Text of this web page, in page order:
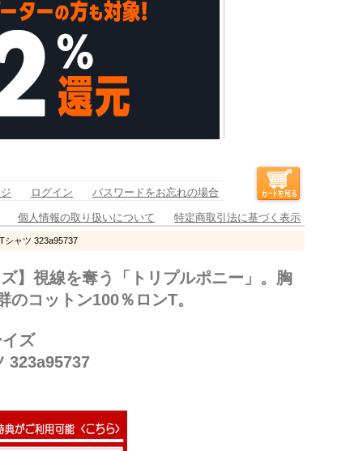
ログイン パスワードをお忘れの場合
個人情報の取り扱いについて 特定商取引法に基づく表示
シャツ 323a95737
】視線を奪う「トリプルポニー」。胸
コットン100％ロンT。
ズ
323a95737